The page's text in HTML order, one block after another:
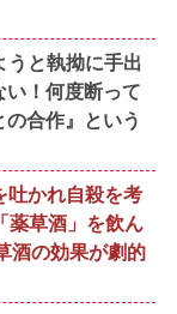
うと執拗に手出
い！何度断って
合作』という
吐かれ自殺を考
薬草酒」を飲ん
酒の効果が劇的